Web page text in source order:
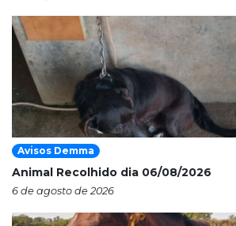
Avisos Demma
Animal Recolhido dia 06/08/2026
6 de agosto de 2026